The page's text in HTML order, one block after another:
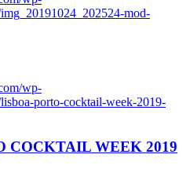
mod-
wp-
porto-cocktail-week-2019-
COCKTAIL WEEK 2019